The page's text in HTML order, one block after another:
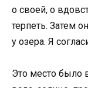
о своей, о
терпеть. Затем
у озера. Я
Это место было